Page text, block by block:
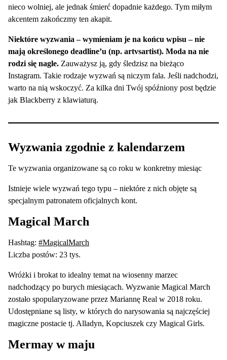
nieco wolniej, ale jednak śmierć dopadnie każdego. Tym miłym
akcentem zakończmy ten akapit.
Niektóre wyzwania – wymieniam je na końcu wpisu – nie
mają określonego deadline’u (np. artvsartist). Moda na nie
rodzi się nagle. Zauważysz ją, gdy śledzisz na bieżąco
Instagram. Takie rodzaje wyzwań są niczym fala. Jeśli nadchodzi,
warto na nią wskoczyć. Za kilka dni Twój spóźniony post będzie
jak Blackberry z klawiaturą.
Wyzwania zgodnie z kalendarzem
Te wyzwania organizowane są co roku w konkretny miesiąc
Istnieje wiele wyzwań tego typu – niektóre z nich objęte są
specjalnym patronatem oficjalnych kont.
Magical March
Hashtag: #MagicalMarch
Liczba postów: 23 tys.
Wróżki i brokat to idealny temat na wiosenny marzec
nadchodzący po burych miesiącach. Wyzwanie Magical March
zostało spopularyzowane przez Mariannę Real w 2018 roku.
Udostępniane są listy, w których do narysowania są najczęściej
magiczne postacie tj. Alladyn, Kopciuszek czy Magical Girls.
Mermay w maju